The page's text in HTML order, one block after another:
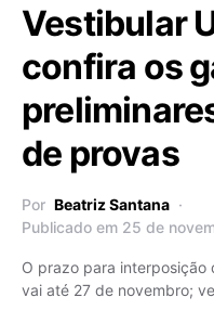
Vestibular
confira os
de provas
Por Beatriz Santana
Publicado em 25 de
O prazo para interposição
vai até 27 de novembro;